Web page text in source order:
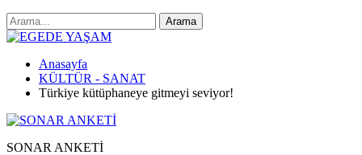
Anasayfa
KÜLTÜR - SANAT
Türkiye kütüphaneye gitmeyi seviyor!
SONAR ANKETİ